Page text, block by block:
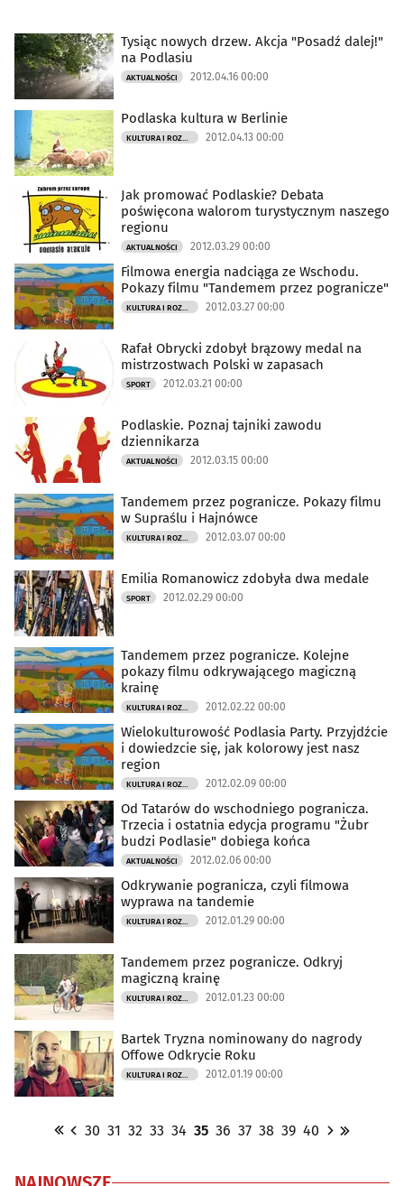
Tysiąc nowych drzew. Akcja "Posadź dalej!"
na Podlasiu
AKTUALNOŚCI 2012.04.16 00:00
Podlaska kultura w Berlinie
KULTURA I ROZRYWKA 2012.04.13 00:00
Jak promować Podlaskie? Debata
poświęcona walorom turystycznym naszego
regionu
AKTUALNOŚCI 2012.03.29 00:00
Filmowa energia nadciąga ze Wschodu.
Pokazy filmu "Tandemem przez pogranicze"
KULTURA I ROZRYWKA 2012.03.27 00:00
Rafał Obrycki zdobył brązowy medal na
mistrzostwach Polski w zapasach
SPORT 2012.03.21 00:00
Podlaskie. Poznaj tajniki zawodu
dziennikarza
AKTUALNOŚCI 2012.03.15 00:00
Tandemem przez pogranicze. Pokazy filmu
w Supraślu i Hajnówce
KULTURA I ROZRYWKA 2012.03.07 00:00
Emilia Romanowicz zdobyła dwa medale
SPORT 2012.02.29 00:00
Tandemem przez pogranicze. Kolejne
pokazy filmu odkrywającego magiczną
krainę
KULTURA I ROZRYWKA 2012.02.22 00:00
Wielokulturowość Podlasia Party. Przyjdźcie
i dowiedzcie się, jak kolorowy jest nasz
region
KULTURA I ROZRYWKA 2012.02.09 00:00
Od Tatarów do wschodniego pogranicza.
Trzecia i ostatnia edycja programu "Żubr
budzi Podlasie" dobiega końca
AKTUALNOŚCI 2012.02.06 00:00
Odkrywanie pogranicza, czyli filmowa
wyprawa na tandemie
KULTURA I ROZRYWKA 2012.01.29 00:00
Tandemem przez pogranicze. Odkryj
magiczną krainę
KULTURA I ROZRYWKA 2012.01.23 00:00
Bartek Tryzna nominowany do nagrody
Offowe Odkrycie Roku
KULTURA I ROZRYWKA 2012.01.19 00:00
30 31 32 33 34 35 36 37 38 39 40